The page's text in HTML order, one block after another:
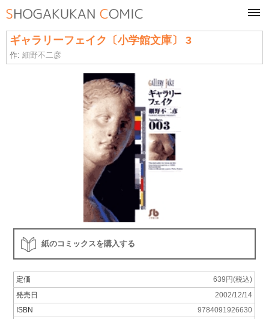
ギャラリーフェイク〔小学館文庫〕 3
作:細野不二彦
紙のコミックスを購入する
定価
639円(税込)
発売日
2002/12/14
ISBN
9784091926630